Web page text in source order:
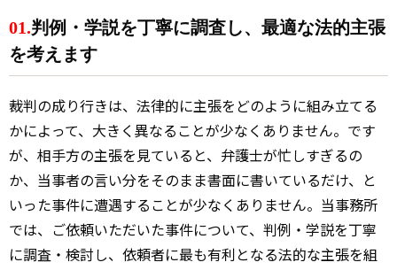
01.判例・学説を丁寧に調査し、最適な法的主張
を考えます
裁判の成り行きは、法律的に主張をどのように組み立てる
かによって、大きく異なることが少なくありません。です
が、相手方の主張を見ていると、弁護士が忙しすぎるの
か、当事者の言い分をそのまま書面に書いているだけ、と
いった事件に遭遇することが少なくありません。当事務所
では、ご依頼いただいた事件について、判例・学説を丁寧
に調査・検討し、依頼者に最も有利となる法的な主張を組